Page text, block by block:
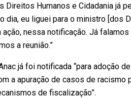
Humanos e Cidadania já
dia, eu liguei para o ministro [dos
nessa notificação. Já
a reunião.”
já foi notificada “para adoção
a apuração de casos de racismo
de fiscalização”.